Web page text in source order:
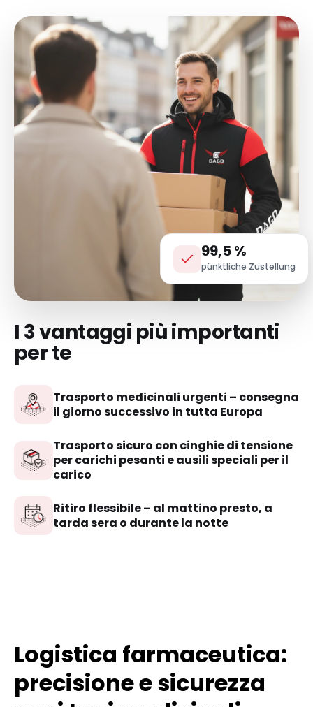
99,5 %
pünktliche Zustellung
I 3 vantaggi più importanti
per te
Trasporto medicinali urgenti – consegna
il giorno successivo in tutta Europa
Trasporto sicuro con cinghie di tensione
per carichi pesanti e ausili speciali per il
carico
Ritiro flessibile – al mattino presto, a
tarda sera o durante la notte
Logistica farmaceutica:
precisione e sicurezza